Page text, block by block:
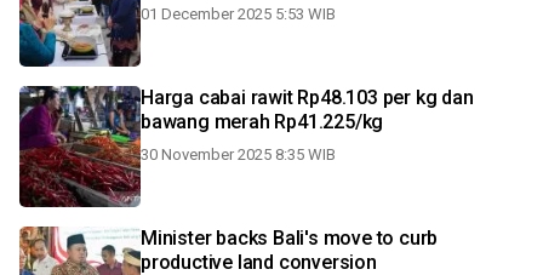
01 December 2025 5:53 WIB
Harga cabai rawit Rp48.103 per kg dan
bawang merah Rp41.225/kg
30 November 2025 8:35 WIB
Minister backs Bali's move to curb
productive land conversion